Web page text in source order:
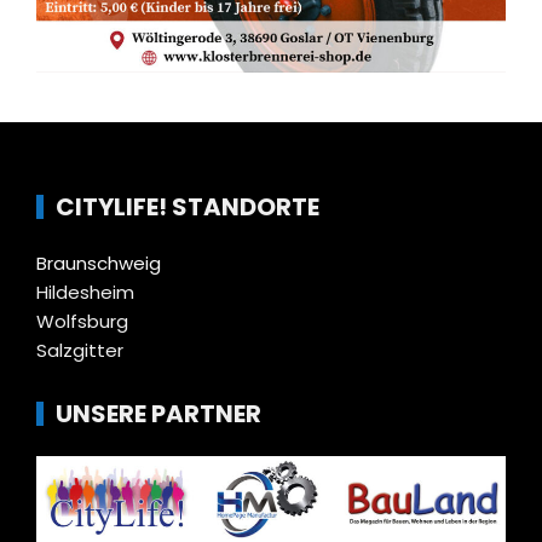
CITYLIFE! STANDORTE
Braunschweig
Hildesheim
Wolfsburg
Salzgitter
UNSERE PARTNER